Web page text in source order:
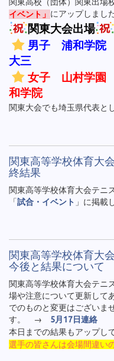
関東高校（団体）関東出場
イベント」 にアップしまし
関東大会出場
男子 浦和学
大三
女子 山村学
和学院
関東大会でも埼玉県代表と
関東高等学校体育大
終結果
関東高等学校体育大会テニ
「試合・イベント 」に掲載
関東高等学校体育大
今後と結果について
関東高等学校体育大会テニ
場や注意について更新して
でのものと変更はございま
す。 → 5月17日連絡
本日までの結果もアップし
選手の皆さんは会場間違い